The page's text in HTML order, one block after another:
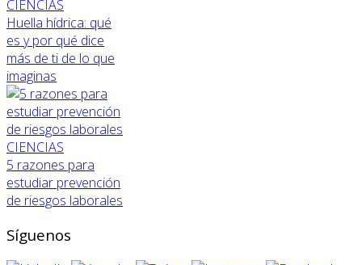
CIENCIAS
Huella hídrica: qué
es y por qué dice
más de ti de lo que
imaginas
CIENCIAS
5 razones para
estudiar prevención
de riesgos laborales
Síguenos